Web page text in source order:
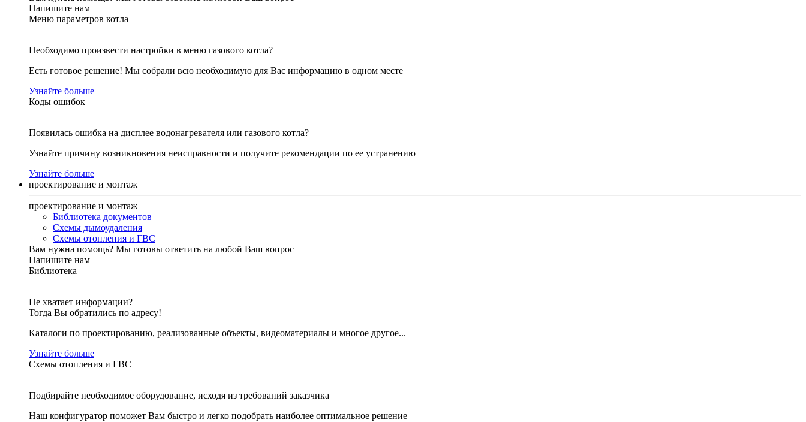
Напишите нам
Меню параметров котла
Необходимо произвести настройки в меню газового котла?
Есть готовое решение! Мы собрали всю необходимую для Вас информацию в одном месте
Узнайте больше
Коды ошибок
Появилась ошибка на дисплее водонагревателя или газового котла?
Узнайте причину возникновения неисправности и получите рекомендации по ее устранению
Узнайте больше
проектирование и монтаж
проектирование и монтаж
Библиотека документов
Схемы дымоудаления
Схемы отопления и ГВС
Вам нужна помощь? Мы готовы ответить на любой Ваш вопрос
Напишите нам
Библиотека
Не хватает информации?
Тогда Вы обратились по адресу!
Каталоги по проектированию, реализованные объекты, видеоматериалы и многое другое...
Узнайте больше
Схемы отопления и ГВС
Подбирайте необходимое оборудование, исходя из требований заказчика
Наш конфигуратор поможет Вам быстро и легко подобрать наиболее оптимальное решение